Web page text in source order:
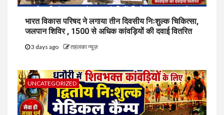
भारत विकास परिषद ने लगाया तीन दिवसीय निःशुल्क चिकित्सा,
जलपान शिविर , 1500 से अधिक कांवड़ियों की दवाई वितरित
3 days ago तहलका न्यूज़
UNCATEGORIZED